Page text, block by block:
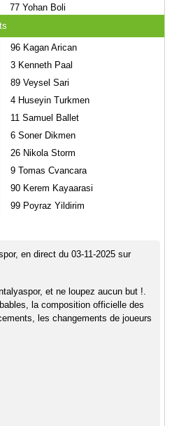
77Yohan Boli
96Kagan Arican
3Kenneth Paal
89Veysel Sari
4Huseyin Turkmen
11Samuel Ballet
6Soner Dikmen
26Nikola Storm
9Tomas Cvancara
90Kerem Kayaarasi
99Poyraz Yildirim
en direct du 03-11-2025 sur
et ne loupez aucun but !.
la composition officielle des
les changements de joueurs